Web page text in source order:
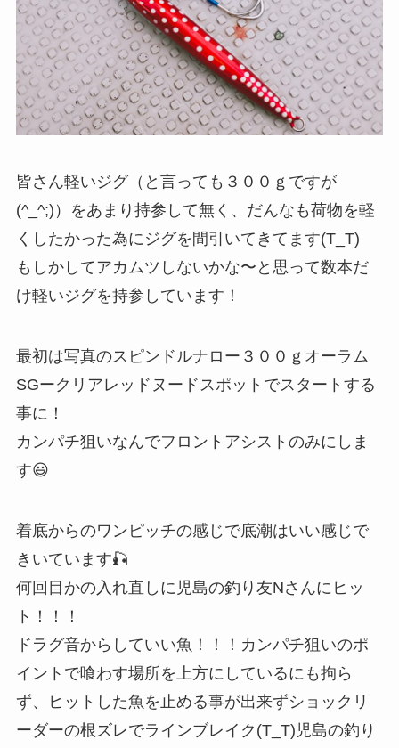
皆さん軽いジグ（と言っても３００ｇですが
(^_^;)）をあまり持参して無く、だんなも荷物を軽
くしたかった為にジグを間引いてきてます(T_T)
もしかしてアカムツしないかな〜と思って数本だ
け軽いジグを持参しています！
最初は写真のスピンドルナロー３００ｇオーラム
SGークリアレッドヌードスポットでスタートする
事に！
カンパチ狙いなんでフロントアシストのみにしま
す😃
着底からのワンピッチの感じで底潮はいい感じで
きいています🎣
何回目かの入れ直しに児島の釣り友Nさんにヒッ
ト！！！
ドラグ音からしていい魚！！！カンパチ狙いのポ
イントで喰わす場所を上方にしているにも拘ら
ず、ヒットした魚を止める事が出来ずショックリ
ーダーの根ズレでラインブレイク(T_T)児島の釣り